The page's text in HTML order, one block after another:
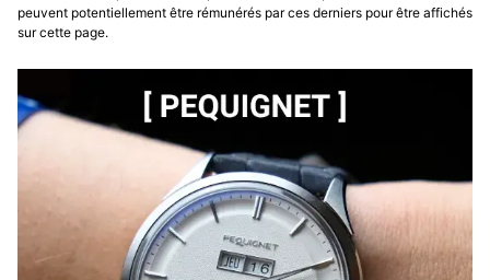
peuvent potentiellement être rémunérés par ces derniers pour être affichés
sur cette page.